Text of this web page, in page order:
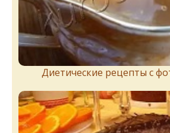
Диетические рецепты с